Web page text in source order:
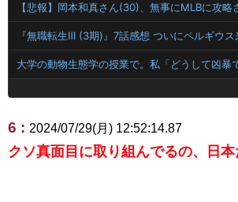
『無職転生Ⅲ (3期)』7話感想 ついにペルギウ
6 : 2024/07/29(月) 12:52:14.87
クソ真面目に取り組んでるの、日